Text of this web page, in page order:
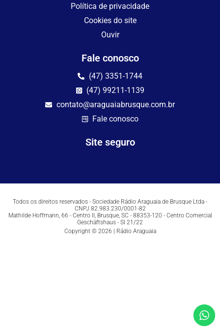
Política de privacidade
Cookies do site
Ouvir
Fale conosco
(47) 3351-1744
(47) 99211-1139
contato@araguaiabrusque.com.br
Fale conosco
Site seguro
Todos os direitos reservados - Sociedade Rádio Araguaia de Brusque Ltda -
CNPJ 82.983.230/0001-82
Mathilde Hoffmann, 66 - Centro II, Brusque, SC - 88353-120 - Centro Comercial
Geschäftshaus - Sl 21/22
Copyright © 2026 | Rádio Araguaia